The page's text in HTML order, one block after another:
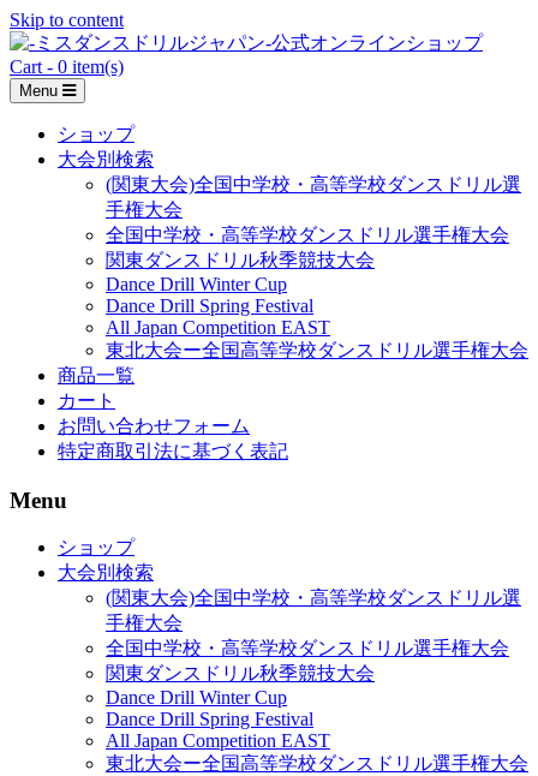
Skip to content
Cart - 0 item(s)
Menu
ショップ
大会別検索
(関東大会)全国中学校・高等学校ダンスドリル選
手権大会
全国中学校・高等学校ダンスドリル選手権大会
関東ダンスドリル秋季競技大会
Dance Drill Winter Cup
Dance Drill Spring Festival
All Japan Competition EAST
東北大会ー全国高等学校ダンスドリル選手権大会
商品一覧
カート
お問い合わせフォーム
特定商取引法に基づく表記
Menu
ショップ
大会別検索
(関東大会)全国中学校・高等学校ダンスドリル選
手権大会
全国中学校・高等学校ダンスドリル選手権大会
関東ダンスドリル秋季競技大会
Dance Drill Winter Cup
Dance Drill Spring Festival
All Japan Competition EAST
東北大会ー全国高等学校ダンスドリル選手権大会